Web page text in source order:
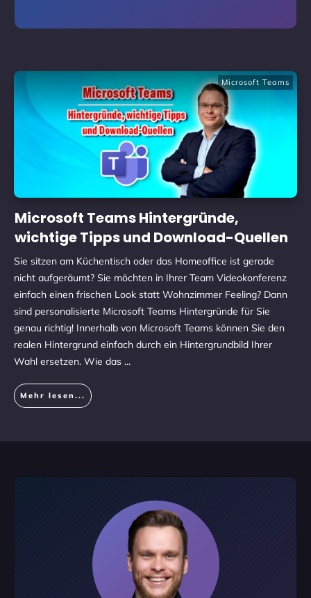
Microsoft Teams
Microsoft Teams Hintergründe,
wichtige Tipps und Download-Quellen
Sie sitzen am Küchentisch oder das Homeoffice ist gerade
nicht aufgeräumt? Sie möchten in Ihrer Team Videokonferenz
einfach einen frischen Look statt Wohnzimmer Feeling? Dann
sind personalisierte Microsoft Teams Hintergründe für Sie
genau richtig! Innerhalb von Microsoft Teams können Sie den
realen Hintergrund einfach durch ein Hintergrundbild Ihrer
Wahl ersetzen. Wie das ...
Mehr lesen...